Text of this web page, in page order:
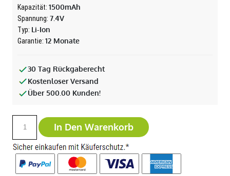
Kapazität: 1500mAh
Spannung: 7.4V
Typ: Li-Ion
Garantie: 12 Monate
30 Tag Rückgaberecht
Kostenloser Versand
Über 500.00 Kunden!
In Den Warenkorb